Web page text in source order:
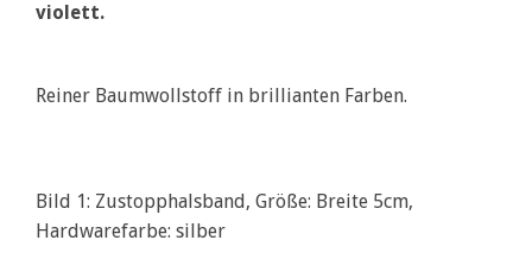
violett.
Reiner Baumwollstoff in brillianten Farben.
Bild 1: Zustopphalsband, Größe: Breite 5cm,
Hardwarefarbe: silber